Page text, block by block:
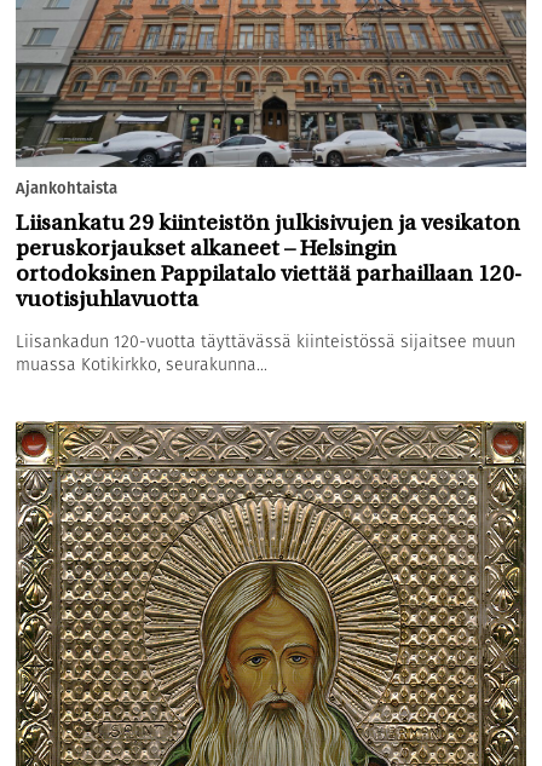
Ajankohtaista
Liisankatu 29 kiinteistön julkisivujen ja vesikaton
peruskorjaukset alkaneet – Helsingin
ortodoksinen Pappilatalo viettää parhaillaan 120-
vuotisjuhlavuotta
Liisankadun 120-vuotta täyttävässä kiinteistössä sijaitsee muun
muassa Kotikirkko, seurakunna...